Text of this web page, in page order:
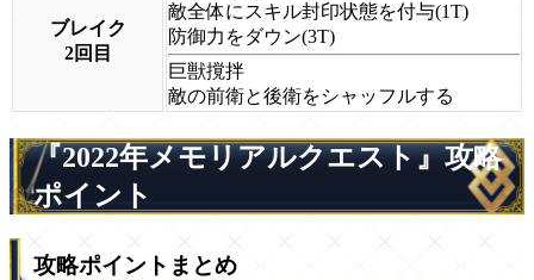
ブレイク
2回目
敵全体にスキル封印状態を付与(1T)
防御力をダウン(3T)
巨獣撹拌
敵の前衛と後衛をシャッフルする
『2022年メモリアルクエスト』攻略
ポイント
攻略ポイントまとめ